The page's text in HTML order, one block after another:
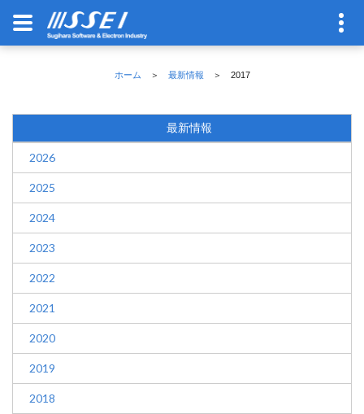
ホーム ＞ 最新情報 ＞ 2017
最新情報
2026
2025
2024
2023
2022
2021
2020
2019
2018